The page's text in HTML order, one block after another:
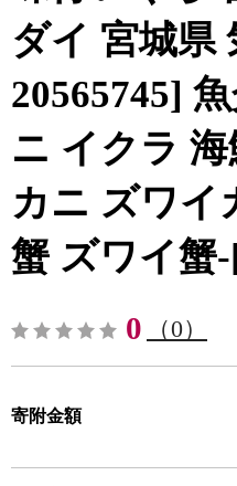
ダイ 宮城県
20565745]
ニ イクラ
カニ ズワイ
蟹 ズワイ蟹-
0 （0）
寄附金額